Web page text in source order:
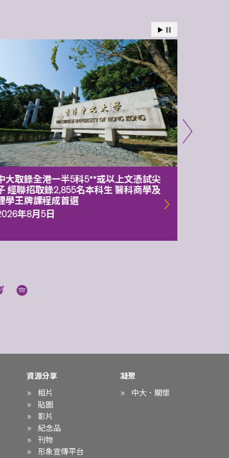
大取錄全港一半5科5**或以上文憑試尖
經聯招取錄2,855名本科生 醫科商學及
學王牌課程成首選
年8月5日
資源分享
相片
貼圖
影片
紀念品
刊物
形象宣傳平台
凝聚
中大．關懷